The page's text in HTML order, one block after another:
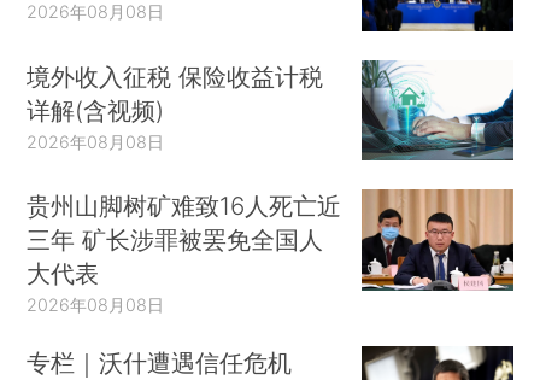
2026年08月08日
境外收入征税 保险收益计税
详解(含视频)
2026年08月08日
贵州山脚树矿难致16人死亡近
三年 矿长涉罪被罢免全国人
大代表
2026年08月08日
专栏｜沃什遭遇信任危机